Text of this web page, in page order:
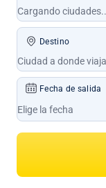
Destino
Fecha de salida